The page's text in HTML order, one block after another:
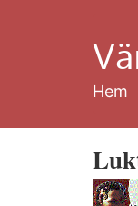
huvudinnehåll
Hem